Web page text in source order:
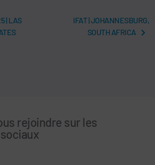
| LAS
IFAT | JOHANNESBURG,
SOUTH AFRICA
rejoindre sur les